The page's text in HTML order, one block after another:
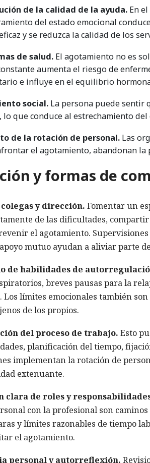
de la calidad de la ayuda. En
del estado emocional
y se reduzca la calidad de los
de salud. El agotamiento no es
aumenta el riesgo de
e influye en el equilibrio
social. La persona puede sentir
lo que conduce al estrechamiento
de la rotación de personal. Las
el agotamiento, abandonan la
y formas de
colegas y dirección. Fomentar un
de las dificultades,
el agotamiento.
mutuo ayudan a aliviar parte
de habilidades de
breves pausas para la
Los límites emocionales también
de los propios.
del proceso de trabajo. Esto
planificación del tiempo,
implementan la rotación de
extenuante.
clara de roles y
con la profesional son
y límites razonables de tiempo
el agotamiento.
personal y autorreflexión.